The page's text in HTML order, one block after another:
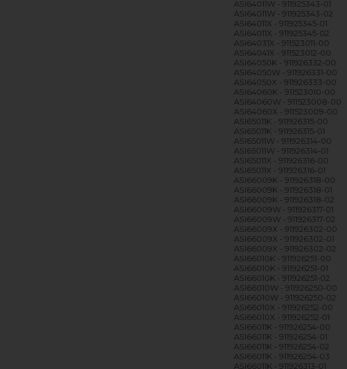
ASI64011W - 911925343-01
ASI64011W - 911925343-02
ASI64011X - 911925345-01
ASI64011X - 911925345-02
ASI64031X - 911523011-00
ASI64041X - 911523012-00
ASI64050K - 911926332-00
ASI64050W - 911926331-00
ASI64050X - 911926333-00
ASI64060K - 911523010-00
ASI64060W - 911523008-00
ASI64060X - 911523009-00
ASI65011K - 911926315-00
ASI65011K - 911926315-01
ASI65011W - 911926314-00
ASI65011W - 911926314-01
ASI65011X - 911926316-00
ASI65011X - 911926316-01
ASI66009K - 911926318-00
ASI66009K - 911926318-01
ASI66009K - 911926318-02
ASI66009W - 911926317-01
ASI66009W - 911926317-02
ASI66009X - 911926302-00
ASI66009X - 911926302-01
ASI66009X - 911926302-02
ASI66010K - 911926251-00
ASI66010K - 911926251-01
ASI66010K - 911926251-02
ASI66010W - 911926250-00
ASI66010W - 911926250-02
ASI66010X - 911926252-00
ASI66010X - 911926252-01
ASI66011K - 911926254-00
ASI66011K - 911926254-01
ASI66011K - 911926254-02
ASI66011K - 911926254-03
ASI66011K - 911926313-01